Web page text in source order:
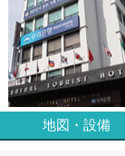
地図・設備